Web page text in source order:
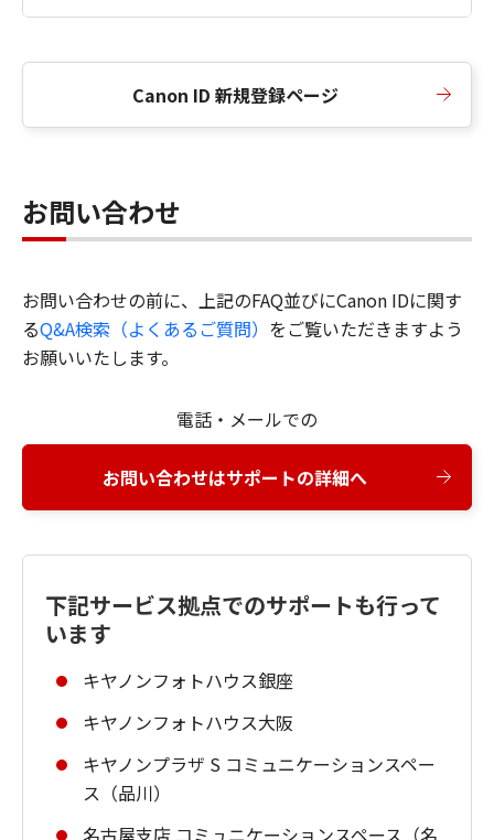
Canon ID 新規登録ページ
お問い合わせ
お問い合わせの前に、上記のFAQ並びにCanon IDに関す
るQ&A検索（よくあるご質問） をご覧いただきますよう
お願いいたします。
電話・メールでの
お問い合わせはサポートの詳細へ
下記サービス拠点でのサポートも行って
います
キヤノンフォトハウス銀座
キヤノンフォトハウス大阪
キヤノンプラザ S コミュニケーションスペー
ス（品川）
名古屋支店 コミュニケーションスペース（名